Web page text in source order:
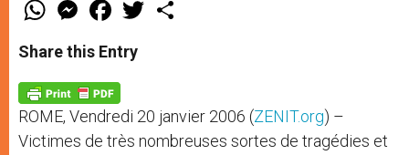
t
s
p
p
e
s
e
g
e
r
a
e
b
o
k
w
Share this Entry
ROME, Vendredi 20 janvier 2006 (ZENIT.org) –
Victimes de très nombreuses sortes de tragédies et